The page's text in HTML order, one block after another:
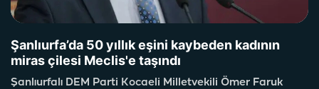
Şanlıurfa’da 50 yıllık eşini kaybeden kadının
miras çilesi Meclis'e taşındı
Şanlıurfalı DEM Parti Kocaeli Milletvekili Ömer Faruk